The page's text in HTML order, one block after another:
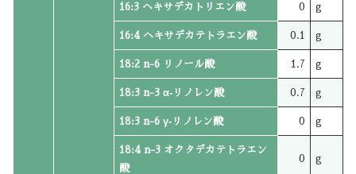
16:3 ヘキサデカトリエン酸 0 g
16:4 ヘキサデカテトラエン酸 0.1 g
18:2 n-6 リノール酸 1.7 g
18:3 n-3 α‐リノレン酸 0.7 g
18:3 n-6 γ‐リノレン酸 0 g
18:4 n-3 オクタデカテトラエン
酸
0 g